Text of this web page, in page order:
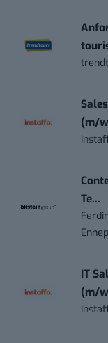
(m/
Te...
IT
(m/